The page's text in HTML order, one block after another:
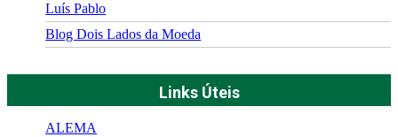
Luís Pablo
Blog Dois Lados da Moeda
Links Úteis
ALEMA